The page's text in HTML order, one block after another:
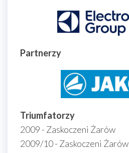
Partnerzy
Triumfatorzy
2009 - Zaskoczeni Żarów
2009/10 - Zaskoczeni Żarów